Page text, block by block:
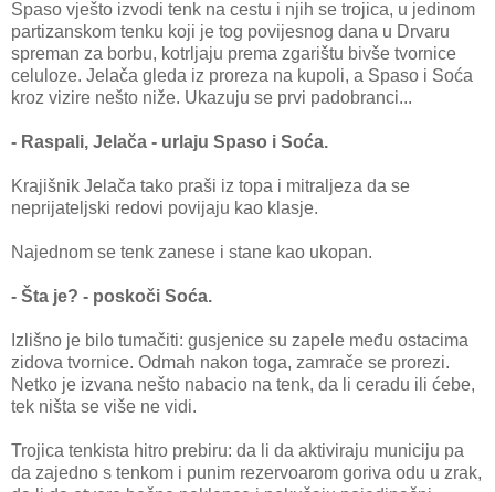
Spaso vješto izvodi tenk na cestu i njih se trojica, u jedinom
partizanskom tenku koji je tog povijesnog dana u Drvaru
spreman za borbu, kotrljaju prema zgarištu bivše tvornice
celuloze. Jelača gleda iz proreza na kupoli, a Spaso i Soća
kroz vizire nešto niže. Ukazuju se prvi padobranci...
- Raspali, Jelača - urlaju Spaso i Soća.
Krajišnik Jelača tako praši iz topa i mitraljeza da se
neprijateljski redovi povijaju kao klasje.
Najednom se tenk zanese i stane kao ukopan.
- Šta je? - poskoči Soća.
Izlišno je bilo tumačiti: gusjenice su zapele među ostacima
zidova tvornice. Odmah nakon toga, zamrače se prorezi.
Netko je izvana nešto nabacio na tenk, da li ceradu ili ćebe,
tek ništa se više ne vidi.
Trojica tenkista hitro prebiru: da li da aktiviraju municiju pa
da zajedno s tenkom i punim rezervoarom goriva odu u zrak,